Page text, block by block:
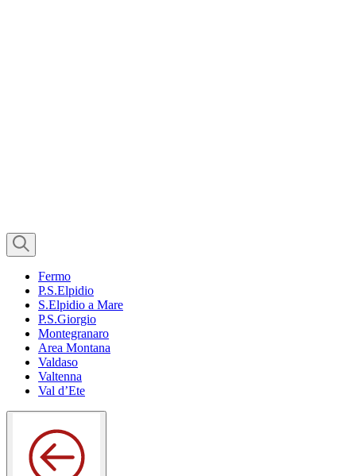
Fermo
P.S.Elpidio
S.Elpidio a Mare
P.S.Giorgio
Montegranaro
Area Montana
Valdaso
Valtenna
Val d’Ete